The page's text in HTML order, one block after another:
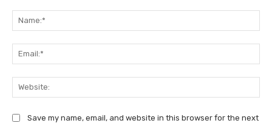
Save my name, email, and website in this browser for the next